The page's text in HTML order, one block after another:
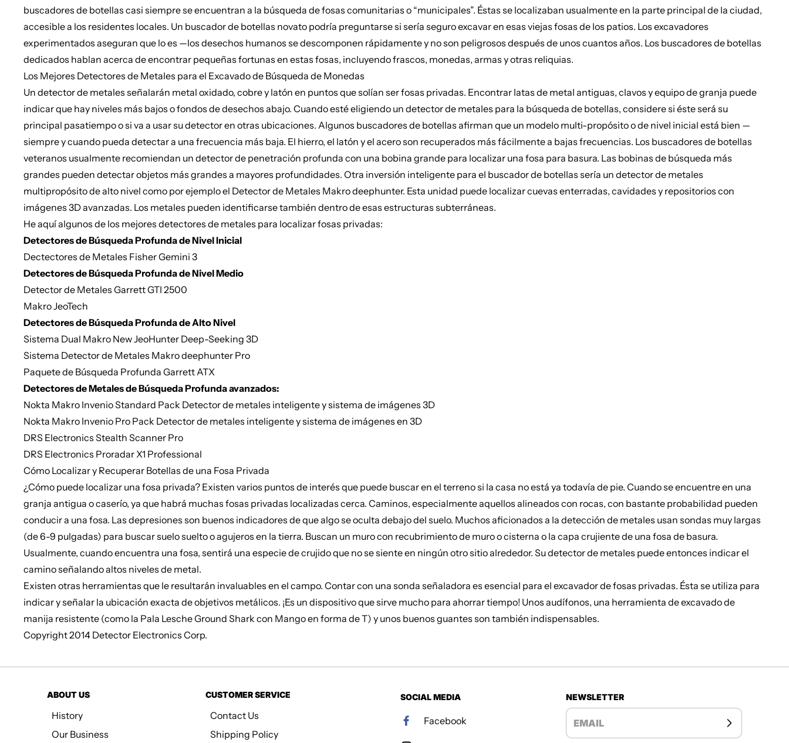
buscadores de botellas casi siempre se encuentran a la búsqueda de fosas comunitarias o “municipales”. Éstas se localizaban usualmente en la parte principal de la ciudad,
accesible a los residentes locales. Un buscador de botellas novato podría preguntarse si sería seguro excavar en esas viejas fosas de los patios. Los excavadores
experimentados aseguran que lo es —los desechos humanos se descomponen rápidamente y no son peligrosos después de unos cuantos años. Los buscadores de botellas
dedicados hablan acerca de encontrar pequeñas fortunas en estas fosas, incluyendo frascos, monedas, armas y otras reliquias.
Los Mejores Detectores de Metales para el Excavado de Búsqueda de Monedas
Un detector de metales señalarán metal oxidado, cobre y latón en puntos que solían ser fosas privadas. Encontrar latas de metal antiguas, clavos y equipo de granja puede
indicar que hay niveles más bajos o fondos de desechos abajo. Cuando esté eligiendo un detector de metales para la búsqueda de botellas, considere si éste será su
principal pasatiempo o si va a usar su detector en otras ubicaciones. Algunos buscadores de botellas afirman que un modelo multi-propósito o de nivel inicial está bien —
siempre y cuando pueda detectar a una frecuencia más baja. El hierro, el latón y el acero son recuperados más fácilmente a bajas frecuencias. Los buscadores de botellas
veteranos usualmente recomiendan un detector de penetración profunda con una bobina grande para localizar una fosa para basura. Las bobinas de búsqueda más
grandes pueden detectar objetos más grandes a mayores profundidades. Otra inversión inteligente para el buscador de botellas sería un detector de metales
multipropósito de alto nivel como por ejemplo el Detector de Metales Makro deephunter. Esta unidad puede localizar cuevas enterradas, cavidades y repositorios con
imágenes 3D avanzadas. Los metales pueden identificarse también dentro de esas estructuras subterráneas.
He aquí algunos de los mejores detectores de metales para localizar fosas privadas:
Detectores de Búsqueda Profunda de Nivel Inicial
Dectectores de Metales Fisher Gemini 3
Detectores de Búsqueda Profunda de Nivel Medio
Detector de Metales Garrett GTI 2500
Makro JeoTech
Detectores de Búsqueda Profunda de Alto Nivel
Sistema Dual Makro New JeoHunter Deep-Seeking 3D
Sistema Detector de Metales Makro deephunter Pro
Paquete de Búsqueda Profunda Garrett ATX
Detectores de Metales de Búsqueda Profunda avanzados:
Nokta Makro Invenio Standard Pack Detector de metales inteligente y sistema de imágenes 3D
Nokta Makro Invenio Pro Pack Detector de metales inteligente y sistema de imágenes en 3D
DRS Electronics Stealth Scanner Pro
DRS Electronics Proradar X1 Professional
Cómo Localizar y Recuperar Botellas de una Fosa Privada
¿Cómo puede localizar una fosa privada? Existen varios puntos de interés que puede buscar en el terreno si la casa no está ya todavía de pie. Cuando se encuentre en una
granja antigua o caserío, ya que habrá muchas fosas privadas localizadas cerca. Caminos, especialmente aquellos alineados con rocas, con bastante probabilidad pueden
conducir a una fosa. Las depresiones son buenos indicadores de que algo se oculta debajo del suelo. Muchos aficionados a la detección de metales usan sondas muy largas
(de 6-9 pulgadas) para buscar suelo suelto o agujeros en la tierra. Buscan un muro con recubrimiento de muro o cisterna o la capa crujiente de una fosa de basura.
Usualmente, cuando encuentra una fosa, sentirá una especie de crujido que no se siente en ningún otro sitio alrededor. Su detector de metales puede entonces indicar el
camino señalando altos niveles de metal.
Existen otras herramientas que le resultarán invaluables en el campo. Contar con una sonda señaladora es esencial para el excavador de fosas privadas. Ésta se utiliza para
indicar y señalar la ubicación exacta de objetivos metálicos. ¡Es un dispositivo que sirve mucho para ahorrar tiempo! Unos audífonos, una herramienta de excavado de
manija resistente (como la Pala Lesche Ground Shark con Mango en forma de T) y unos buenos guantes son también indispensables.
Copyright 2014 Detector Electronics Corp.
ABOUT US
History
Our Business
CUSTOMER SERVICE
Contact Us
Shipping Policy
SOCIAL MEDIA
Facebook
NEWSLETTER
EMAIL